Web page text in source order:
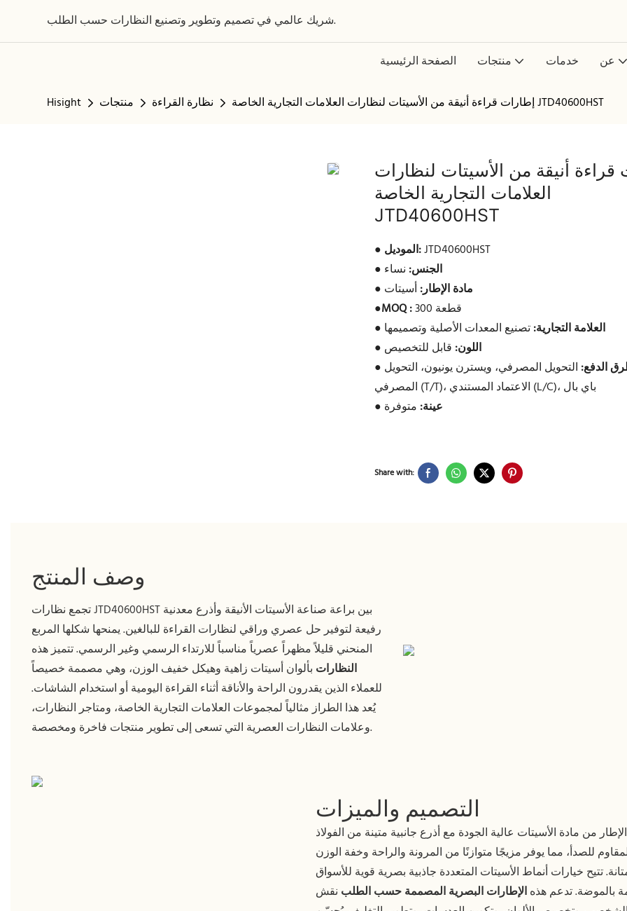
شريك عالمي في تصميم وتطوير وتصنيع النظارات حسب الطلب.
الصفحة الرئيسية منتجات خدمات عن
Hisight منتجات نظارة القراءة إطارات قراءة أنيقة من الأسيتات لنظارات العلامات التجارية الخاصة JTD40600HST
قراءة أنيقة من الأسيتات لنظارات
العلامات التجارية الخاصة
JTD40600HST
● الموديل:JTD40600HST
●
الجنس: نساء
●
مادة الإطار: أسيتات
●MOQ :
300 قطعة
●
العلامة التجارية:تصنيع المعدات الأصلية وتصميمها
●
اللون: قابل للتخصيص
●
الدفع: التحويل المصرفي، ويسترن يونيون، التحويل
المصرفي (T/T)، الاعتماد المستندي (L/C)، باي بال
●
عينة: متوفرة
Share with:
وصف المنتج
تجمع نظارات JTD40600HST بين براعة صناعة الأسيتات الأنيقة وأذرع معدنية
رفيعة لتوفير حل عصري وراقي لنظارات القراءة للبالغين. يمنحها شكلها المربع
المنحني قليلاً مظهراً عصرياً مناسباً للارتداء الرسمي وغير الرسمي. تتميز هذه
النظارات بألوان أسيتات زاهية وهيكل خفيف الوزن، وهي مصممة خصيصاً
للعملاء الذين يقدرون الراحة والأناقة أثناء القراءة اليومية أو استخدام الشاشات.
يُعد هذا الطراز مثالياً لمجموعات العلامات التجارية الخاصة، ومتاجر النظارات،
وعلامات النظارات العصرية التي تسعى إلى تطوير منتجات فاخرة ومخصصة.
التصميم والميزات
من مادة الأسيتات عالية الجودة مع أذرع جانبية متينة من الفولاذ
للصدأ، مما يوفر مزيجًا متوازنًا من المرونة والراحة وخفة الوزن
تتيح خيارات أنماط الأسيتات المتعددة جاذبية بصرية قوية للأسواق
بالموضة. تدعم هذهالإطارات البصرية المصممة حسب الطلب نقش